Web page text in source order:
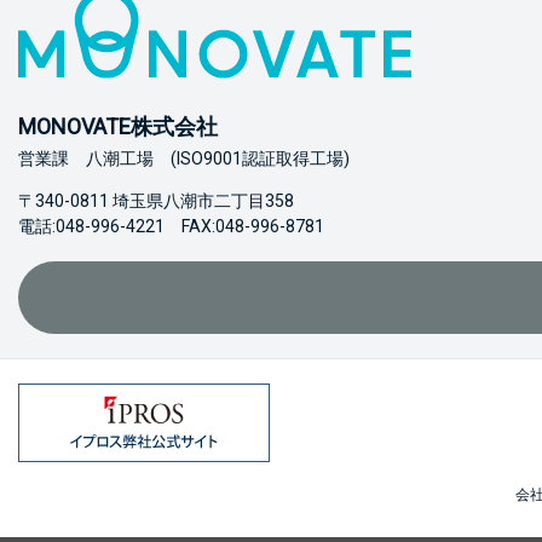
MONOVATE株式会社
営業課 八潮工場 (ISO9001認証取得工場)
〒340-0811 埼玉県八潮市二丁目358
電話:048-996-4221 FAX:048-996-8781
会